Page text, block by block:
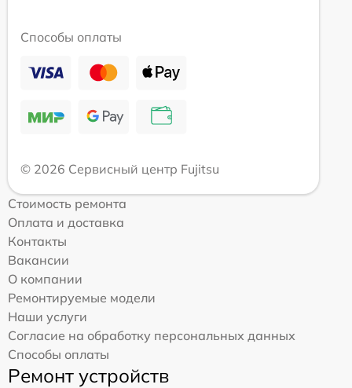
Способы оплаты
© 2026 Сервисный центр Fujitsu
Стоимость ремонта
Оплата и доставка
Контакты
Вакансии
О компании
Ремонтируемые модели
Наши услуги
Согласие на обработку персональных данных
Способы оплаты
Ремонт устройств